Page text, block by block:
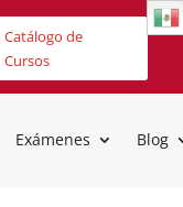
Catálogo de
Cursos
Exámenes Blog